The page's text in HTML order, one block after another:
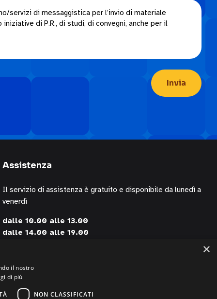
servizi di messaggistica per l’invio di materiale
di P.R., di studi, di convegni, anche per il
Assistenza
Il servizio di assistenza è gratuito e disponibile da lunedì a
venerdì
dalle 10.00 alle 13.00
dalle 14.00 alle 19.00
+39 02 30076303
×
il nostro
di più
NON CLASSIFICATI